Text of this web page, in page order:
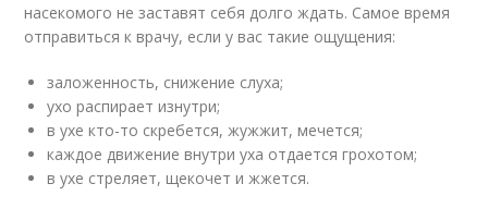
насекомого не заставят себя долго ждать. Самое время
отправиться к врачу, если у вас такие ощущения:
заложенность, снижение слуха;
ухо распирает изнутри;
в ухе кто-то скребется, жужжит, мечется;
каждое движение внутри уха отдается грохотом;
в ухе стреляет, щекочет и жжется.